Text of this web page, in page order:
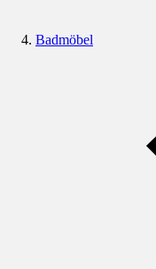
Badmöbel